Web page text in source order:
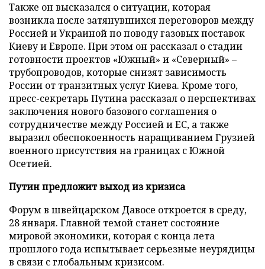
Также он высказался о ситуации, которая
возникла после затянувшихся переговоров между
Россией и Украиной по поводу газовых поставок
Киеву и Европе. При этом он рассказал о стадии
готовности проектов «Южный» и «Северный» –
трубопроводов, которые снизят зависимость
России от транзитных услуг Киева. Кроме того,
пресс-секретарь Путина рассказал о перспективах
заключения нового базового соглашения о
сотрудничестве между Россией и ЕС, а также
выразил обеспокоенность наращиванием Грузией
военного присутствия на границах с Южной
Осетией.
Путин предложит выход из кризиса
Форум в швейцарском Давосе откроется в среду,
28 января. Главной темой станет состояние
мировой экономики, которая с конца лета
прошлого года испытывает серьезные неурядицы
в связи с глобальным кризисом.